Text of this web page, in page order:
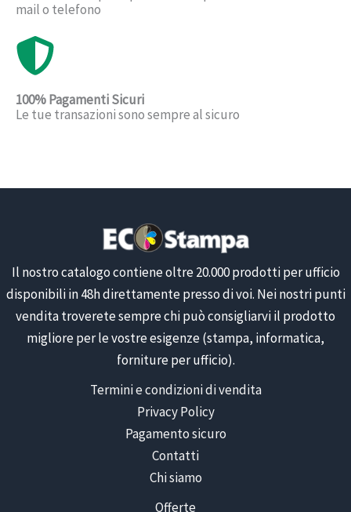
mail o telefono
100% Pagamenti Sicuri
Le tue transazioni sono sempre al sicuro
Il nostro catalogo contiene oltre 20.000 prodotti per ufficio
disponibili in 48h direttamente presso di voi. Nei nostri punti
vendita troverete sempre chi può consigliarvi il prodotto
migliore per le vostre esigenze (stampa, informatica,
forniture per ufficio).
Termini e condizioni di vendita
Privacy Policy
Pagamento sicuro
Contatti
Chi siamo
Offerte